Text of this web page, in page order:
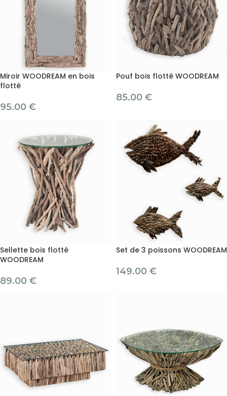
Miroir WOODREAM en bois
flotté
95.00 €
Pouf bois flotté WOODREAM
85.00 €
Sellette bois flotté
WOODREAM
89.00 €
Set de 3 poissons WOODREAM
149.00 €